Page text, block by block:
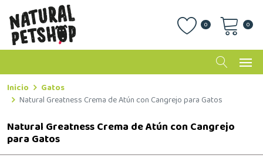
0 0
Inicio
Gatos
Natural Greatness Crema de Atún con Cangrejo para Gatos
Natural Greatness Crema de Atún con Cangrejo
para Gatos